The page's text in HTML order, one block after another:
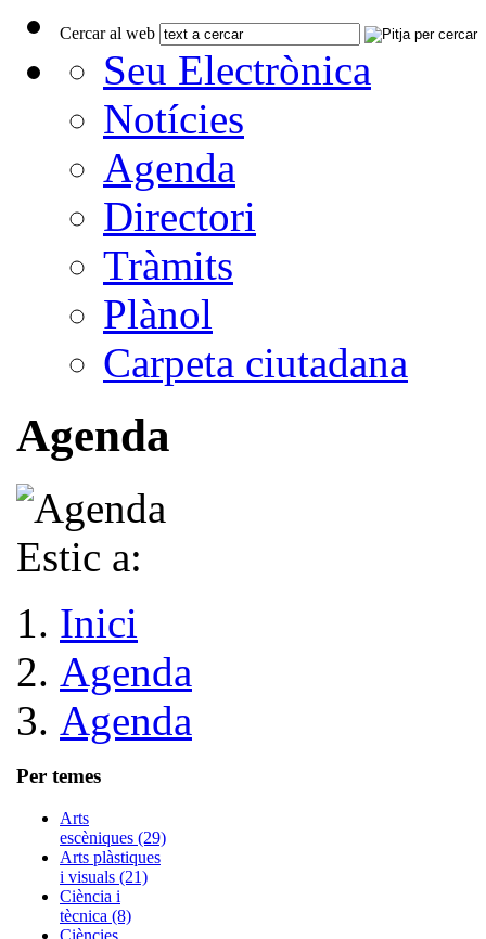
Cercar al web
Seu Electrònica
Notícies
Agenda
Directori
Tràmits
Plànol
Carpeta ciutadana
Agenda
Estic a:
Inici
Agenda
Agenda
Per temes
Arts
escèniques (29)
Arts plàstiques
i visuals (21)
Ciència i
tècnica (8)
Ciències